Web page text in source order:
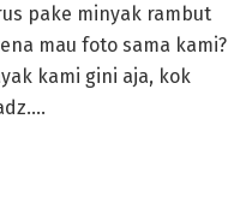
pake minyak rambut
mau foto sama kami?
kami gini aja, kok